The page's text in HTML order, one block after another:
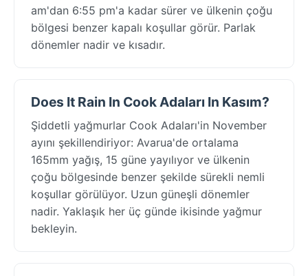
am'dan 6:55 pm'a kadar sürer ve ülkenin çoğu
bölgesi benzer kapalı koşullar görür. Parlak
dönemler nadir ve kısadır.
Does It Rain In Cook Adaları In Kasım?
Şiddetli yağmurlar Cook Adaları'in November
ayını şekillendiriyor: Avarua'de ortalama
165mm yağış, 15 güne yayılıyor ve ülkenin
çoğu bölgesinde benzer şekilde sürekli nemli
koşullar görülüyor. Uzun güneşli dönemler
nadir. Yaklaşık her üç günde ikisinde yağmur
bekleyin.